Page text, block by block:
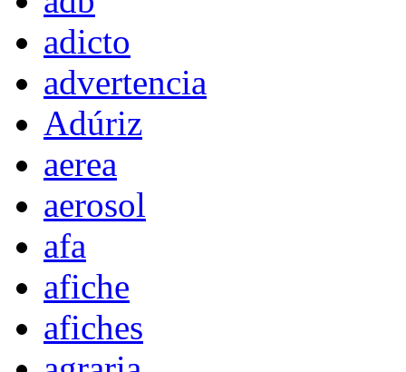
adicto
advertencia
Adúriz
aerea
aerosol
afa
afiche
afiches